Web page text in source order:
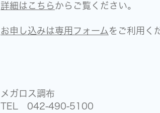
詳細はこちら からご覧ください。
お申し込みは専用フォーム をご利用く
メガロス調布
TEL 042-490-5100